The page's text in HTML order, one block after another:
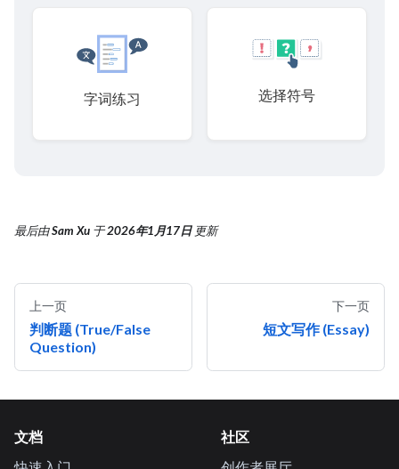
字词练习 选择符号
最后由Sam Xu 于2026年1月17日 更新
上一页
判断题 (True/False
Question)
下一页
短文写作 (Essay)
文档 社区